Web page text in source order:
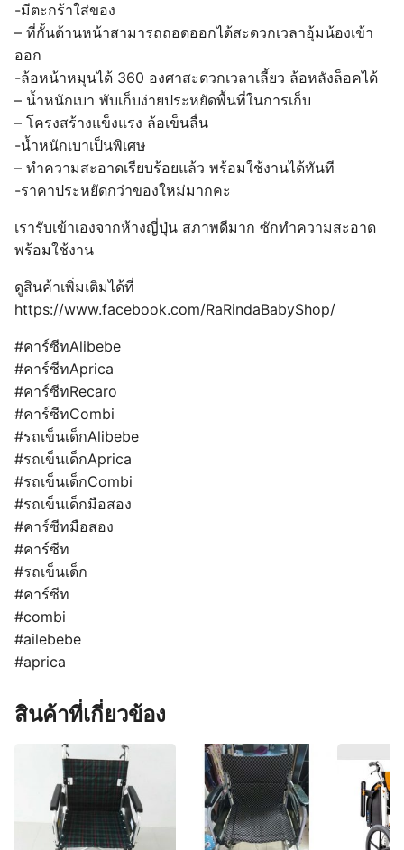
-มีตะกร้าใส่ของ
– ที่กั้นด้านหน้าสามารถถอดออกได้สะดวกเวลาอุ้มน้องเข้า
ออก
-ล้อหน้าหมุนได้ 360 องศาสะดวกเวลาเลี้ยว ล้อหลังล็อคได้
– น้ำหนักเบา พับเก็บง่ายประหยัดพื้นที่ในการเก็บ
– โครงสร้างแข็งแรง ล้อเข็นลื่น
-น้ำหนักเบาเป็นพิเศษ
– ทำความสะอาดเรียบร้อยแล้ว พร้อมใช้งานได้ทันที
-ราคาประหยัดกว่าของใหม่มากคะ
เรารับเข้าเองจากห้างญี่ปุ่น สภาพดีมาก ซักทำความสะอาด
พร้อมใช้งาน
ดูสินค้าเพิ่มเติมได้ที่
https://www.facebook.com/RaRindaBabyShop/
#คาร์ซีทAlibebe
#คาร์ซีทAprica
#คาร์ซีทRecaro
#คาร์ซีทCombi
#รถเข็นเด็กAlibebe
#รถเข็นเด็กAprica
#รถเข็นเด็กCombi
#รถเข็นเด็กมือสอง
#คาร์ซีทมือสอง
#คาร์ซีท
#รถเข็นเด็ก
#คาร์ซีท
#combi
#ailebebe
#aprica
สินค้าที่เกี่ยวข้อง